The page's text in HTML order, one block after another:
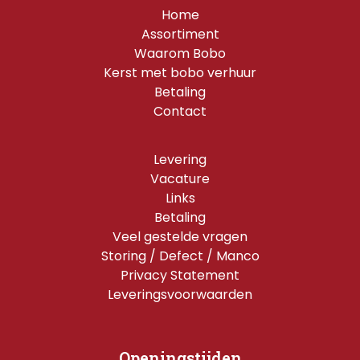
Home
Assortiment
Waarom Bobo
Kerst met bobo verhuur
Betaling
Contact
Levering
Vacature
Links
Betaling
Veel gestelde vragen
Storing / Defect / Manco
Privacy Statement
Leveringsvoorwaarden